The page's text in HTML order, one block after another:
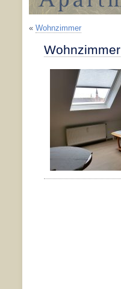
« Wohnzimmer
Wohnzimmer